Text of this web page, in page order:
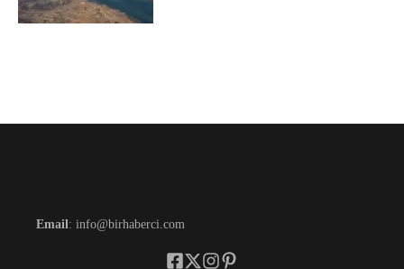
Email : info@birhaberci.com